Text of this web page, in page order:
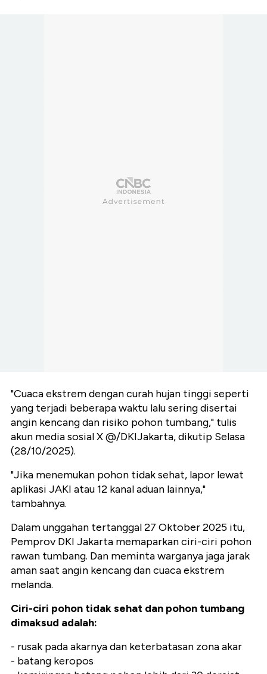
"Cuaca ekstrem dengan curah hujan tinggi seperti
yang terjadi beberapa waktu lalu sering disertai
angin kencang dan risiko pohon tumbang," tulis
akun media sosial X @/DKIJakarta, dikutip Selasa
(28/10/2025).
"Jika menemukan pohon tidak sehat, lapor lewat
aplikasi JAKI atau 12 kanal aduan lainnya,"
tambahnya.
Dalam unggahan tertanggal 27 Oktober 2025 itu,
Pemprov DKI Jakarta memaparkan ciri-ciri pohon
rawan tumbang. Dan meminta warganya jaga jarak
aman saat angin kencang dan cuaca ekstrem
melanda.
Ciri-ciri pohon tidak sehat dan pohon tumbang
dimaksud adalah:
- rusak pada akarnya dan keterbatasan zona akar
- batang keropos